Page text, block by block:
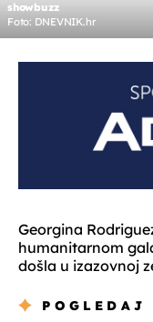
showbuzz
Foto: DNEVNIK.hr
Georgina
humanitarnom
došla u izazovnoj
POGLEDAJ